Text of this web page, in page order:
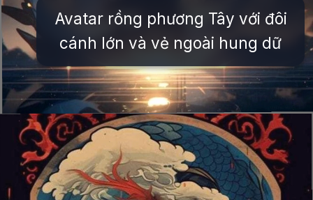
Avatar rồng phương Tây với đôi
cánh lớn và vẻ ngoài hung dữ
Đang mởhttps://issiloo.edu.vn/avatar-rong-ngau